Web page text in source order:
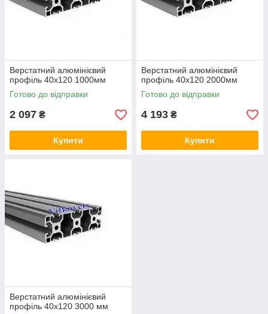
Верстатний алюмінієвий
профіль 40х120 1000мм
Готово до відправки
2 097 ₴
Купити
Верстатний алюмінієвий
профіль 40х120 2000мм
Готово до відправки
4 193 ₴
Купити
Верстатний алюмінієвий
профіль 40х120 3000 мм